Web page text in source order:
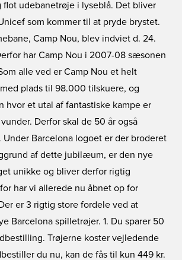
flot udebanetrøje i lyseblå. Det bliver
som kommer til at pryde brystet.
Camp Nou, blev indviet d. 24.
har Camp Nou i 2007-08 sæsonen
alle ved er Camp Nou et helt
plads til 98.000 tilskuere, og
hvor et utal af fantastiske kampe er
Derfor skal de 50 år også
Under Barcelona logoet er der broderet
af dette jubilæum, er den nye
unikke og bliver derfor rigtig
har vi allerede nu åbnet op for
er 3 rigtig store fordele ved at
Barcelona spilletrøjer. 1. Du sparer 50
Trøjerne koster vejledende
du nu, kan de fås til kun 449 kr.